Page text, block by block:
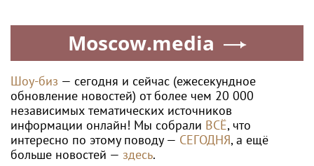
Moscow.media
Шоу-биз — сегодня и сейчас (ежесекундное
обновление новостей) от более чем 20 000
независимых тематических источников
информации онлайн! Мы собрали ВСЁ, что
интересно по этому поводу — СЕГОДНЯ, а ещё
больше новостей — здесь.